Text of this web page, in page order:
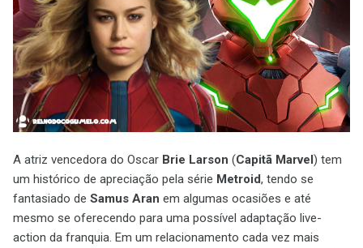
A atriz vencedora do Oscar Brie Larson (Capitã Marvel) tem
um histórico de apreciação pela série Metroid, tendo se
fantasiado de Samus Aran em algumas ocasiões e até
mesmo se oferecendo para uma possível adaptação live-
action da franquia. Em um relacionamento cada vez mais